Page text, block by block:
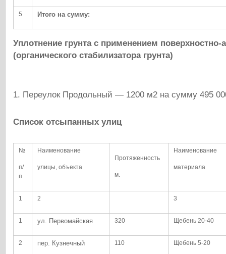
5 Итого на сумму:
Уплотнение грунта с применением поверхностно-
(органического стабилизатора грунта)
1. Переулок Продольный — 1200 м2 на сумму 495
Список отсыпанных улиц
№
п/
п
Наименование
улицы, объекта
Протяженность
м.
Наименование
материала
1 2 3
1 ул. Первомайская 320 Щебень 20-40
2 пер. Кузнечный 110 Щебень 5-20